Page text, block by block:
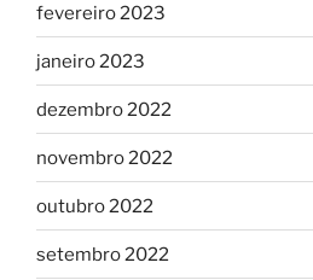
fevereiro 2023
janeiro 2023
dezembro 2022
novembro 2022
outubro 2022
setembro 2022